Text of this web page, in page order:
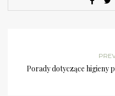
Porady dotyczące higieny